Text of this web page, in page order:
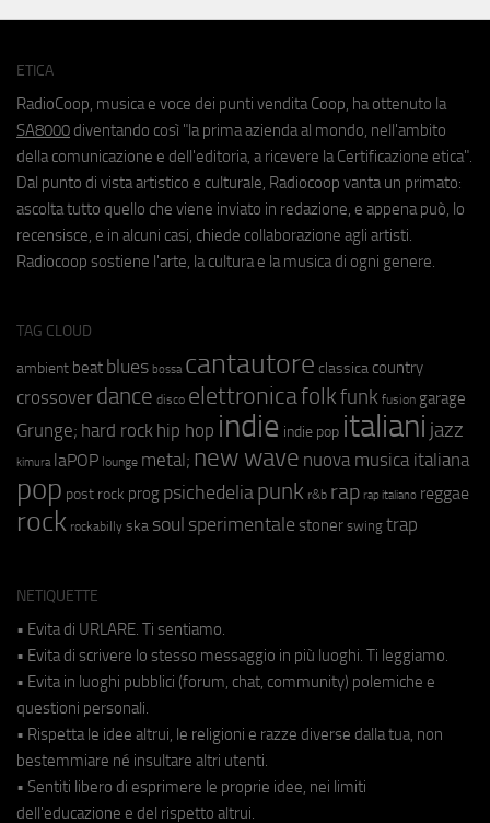
ETICA
RadioCoop, musica e voce dei punti vendita Coop, ha ottenuto la
SA8000 diventando così "la prima azienda al mondo, nell'ambito
della comunicazione e dell'editoria, a ricevere la Certificazione etica".
Dal punto di vista artistico e culturale, Radiocoop vanta un primato:
ascolta tutto quello che viene inviato in redazione, e appena può, lo
recensisce, e in alcuni casi, chiede collaborazione agli artisti.
Radiocoop sostiene l'arte, la cultura e la musica di ogni genere.
TAG CLOUD
ambient beat blues bossa cantautore classica country
crossover dance disco elettronicafolkfunk fusion garage
Grunge; hard rock hip hop indie indie pop italiani jazz
kimura laPOP lounge metal; new wave nuova musica italiana
pop post rock prog psichedeliapunk r&b rap rap italiano reggae
rock rockabilly ska soul sperimentale stoner swing trap
NETIQUETTE
• Evita di URLARE. Ti sentiamo.
• Evita di scrivere lo stesso messaggio in più luoghi. Ti leggiamo.
• Evita in luoghi pubblici (forum, chat, community) polemiche e
questioni personali.
• Rispetta le idee altrui, le religioni e razze diverse dalla tua, non
bestemmiare né insultare altri utenti.
• Sentiti libero di esprimere le proprie idee, nei limiti
dell'educazione e del rispetto altrui.